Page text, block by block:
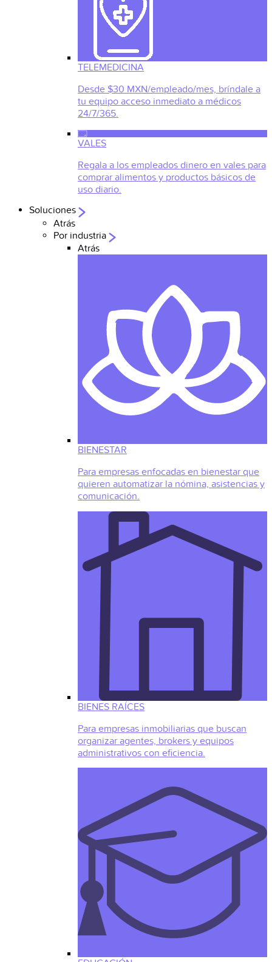
TELEMEDICINA
Desde $30 MXN/empleado/mes, bríndale a
tu equipo acceso inmediato a médicos
24/7/365.
VALES
Regala a los empleados dinero en vales para
comprar alimentos y productos básicos de
uso diario.
Soluciones
Atrás
Por industria
Atrás
BIENESTAR
Para empresas enfocadas en bienestar que
quieren automatizar la nómina, asistencias y
comunicación.
BIENES RAÍCES
Para empresas inmobiliarias que buscan
organizar agentes, brokers y equipos
administrativos con eficiencia.